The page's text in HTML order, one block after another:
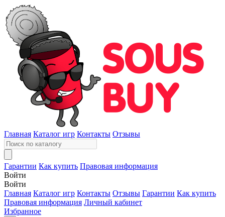
Главная Каталог игр Контакты Отзывы
Гарантии Как купить Правовая информация
Войти
Войти
Главная Каталог игр Контакты Отзывы Гарантии Как купить
Правовая информация Личный кабинет
Избранное